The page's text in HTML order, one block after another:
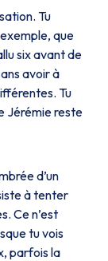
Tu
que
six avant de
avoir à
Tu
Jérémie reste
d’un
à tenter
Ce n’est
tu vois
parfois la